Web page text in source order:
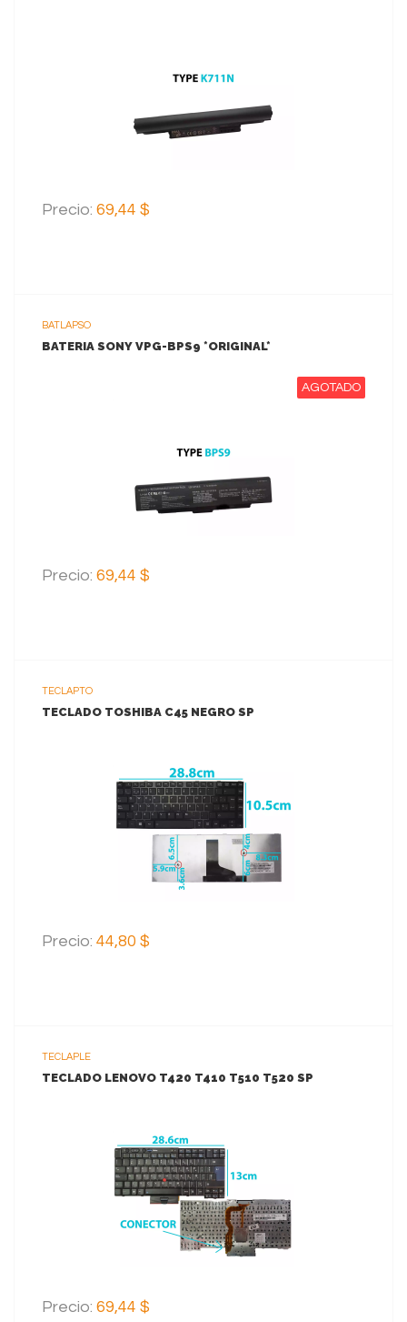
Precio: 69,44 $
BATLAPSO
BATERIA SONY VPG-BPS9 *ORIGINAL*
AGOTADO
Precio: 69,44 $
TECLAPTO
TECLADO TOSHIBA C45 NEGRO SP
VER MAS
AGREGAR AL CARRITO
Precio: 44,80 $
TECLAPLE
TECLADO LENOVO T420 T410 T510 T520 SP
VER MAS
AGREGAR AL CARRITO
Precio: 69,44 $